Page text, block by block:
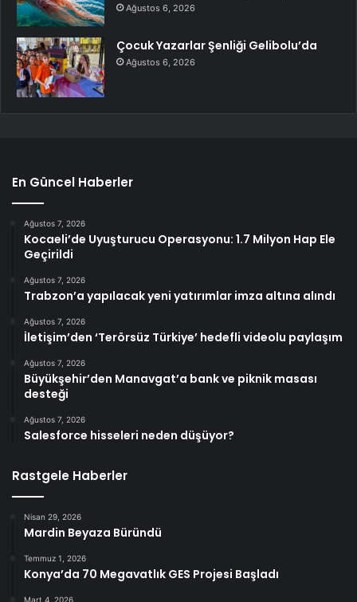
Ağustos 6, 2026
Çocuk Yazarlar Şenliği Gelibolu’da
Ağustos 6, 2026
En Güncel Haberler
Ağustos 7, 2026
Kocaeli’de Uyuşturucu Operasyonu: 1.7 Milyon Hap Ele
Geçirildi
Ağustos 7, 2026
Trabzon’a yapılacak yeni yatırımlar imza altına alındı
Ağustos 7, 2026
İletişim’den ‘Terörsüz Türkiye’ hedefli videolu paylaşım
Ağustos 7, 2026
Büyükşehir’den Manavgat’a bank ve piknik masası
desteği
Ağustos 7, 2026
Salesforce hisseleri neden düşüyor?
Rastgele Haberler
Nisan 29, 2026
Mardin Beyaza Büründü
Temmuz 1, 2026
Konya’da 70 Megavatlık GES Projesi Başladı
Mart 4, 2026